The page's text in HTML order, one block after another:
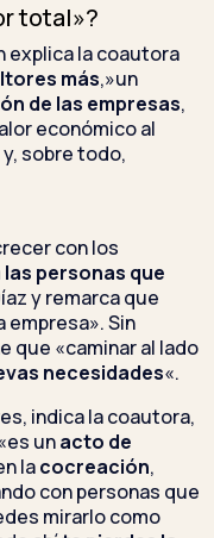
total»?
explica la coautora
más,»un
de las empresas,
económico al
sobre todo,
con los
personas que
y remarca que
empresa». Sin
que «caminar al lado
necesidades«.
indica la coautora,
unacto de
lacocreación,
con personas que
mirarlo como